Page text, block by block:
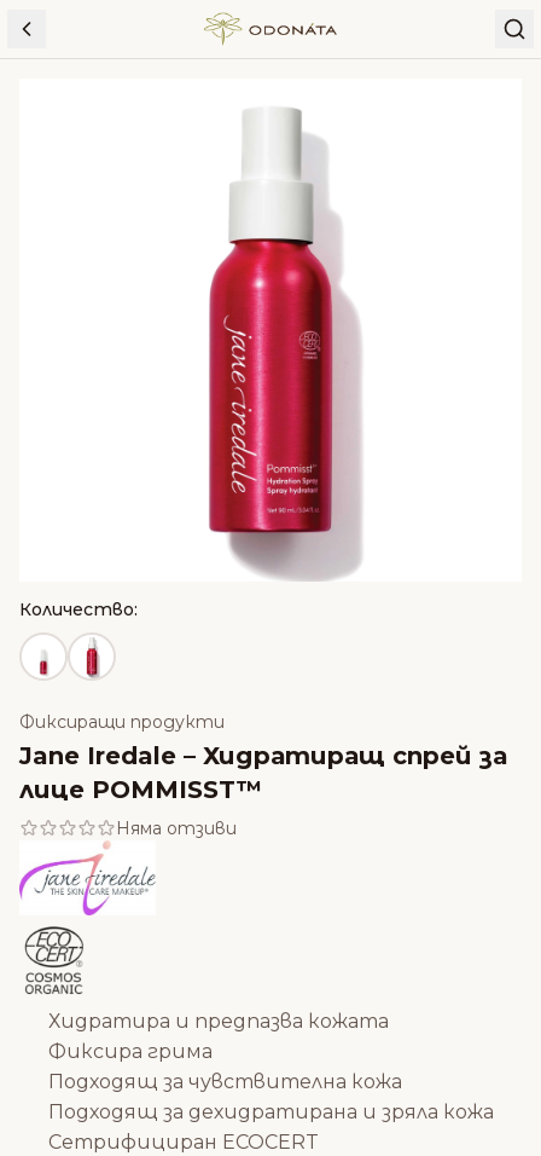
Skip to content
Фиксиращи продукти
Jane Iredale – Хидратиращ спрей за
лице POMMISST™
Няма отзиви
Хидратира и предпазва кожата
Фиксира грима
Подходящ за чувствителна кожа
Подходящ за дехидратирана и зряла кожа
Сетрифициран ECOCERT
Количество: